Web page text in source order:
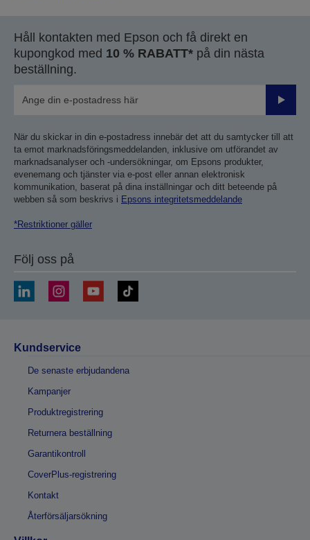
Håll kontakten med Epson och få direkt en
kupongkod med 10 % RABATT* på din nästa
beställning.
Skicka
När du skickar in din e-postadress innebär det att du samtycker till att
ta emot marknadsföringsmeddelanden, inklusive om utförandet av
marknadsanalyser och -undersökningar, om Epsons produkter,
evenemang och tjänster via e-post eller annan elektronisk
kommunikation, baserat på dina inställningar och ditt beteende på
webben så som beskrivs i Epsons integritetsmeddelande
*Restriktioner gäller
Följ oss på
Kundservice
De senaste erbjudandena
Kampanjer
Produktregistrering
Returnera beställning
Garantikontroll
CoverPlus-registrering
Kontakt
Återförsäljarsökning